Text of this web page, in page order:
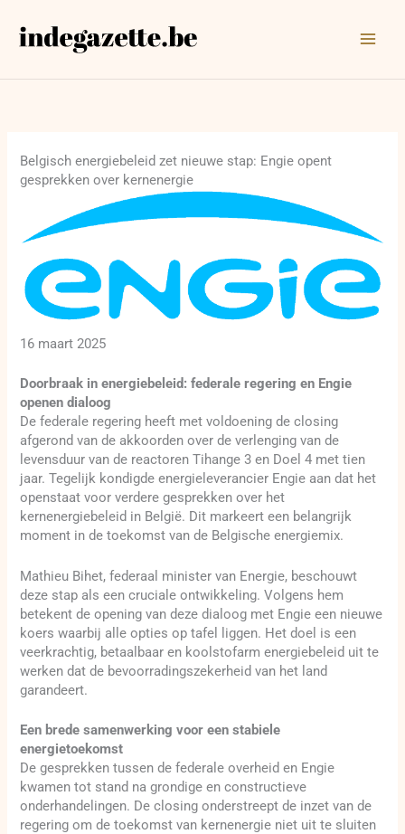
naar
Belgisch energiebeleid zet nieuwe stap: Engie opent
gesprekken over kernenergie
16 maart 2025
Doorbraak in energiebeleid: federale regering en Engie
openen dialoog
De federale regering heeft met voldoening de closing
afgerond van de akkoorden over de verlenging van de
levensduur van de reactoren Tihange 3 en Doel 4 met tien
jaar. Tegelijk kondigde energieleverancier Engie aan dat het
openstaat voor verdere gesprekken over het
kernenergiebeleid in België. Dit markeert een belangrijk
moment in de toekomst van de Belgische energiemix.
Mathieu Bihet, federaal minister van Energie, beschouwt
deze stap als een cruciale ontwikkeling. Volgens hem
betekent de opening van deze dialoog met Engie een nieuwe
koers waarbij alle opties op tafel liggen. Het doel is een
veerkrachtig, betaalbaar en koolstofarm energiebeleid uit te
werken dat de bevoorradingszekerheid van het land
garandeert.
Een brede samenwerking voor een stabiele
energietoekomst
De gesprekken tussen de federale overheid en Engie
kwamen tot stand na grondige en constructieve
onderhandelingen. De closing onderstreept de inzet van de
regering om de toekomst van kernenergie niet uit te sluiten